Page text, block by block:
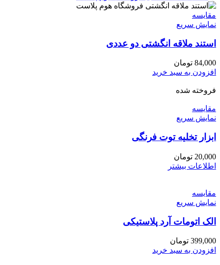
مقايسه
نمایش سریع
استند ملاقه انگشتی دو عددی
84,000 تومان
افزودن به سبد خرید
فروخته شده
مقايسه
نمایش سریع
ابزار تخلیه توت فرنگی
20,000 تومان
اطلاعات بیشتر
مقايسه
نمایش سریع
الک اتومات آرد پلاستیکی
399,000 تومان
افزودن به سبد خرید